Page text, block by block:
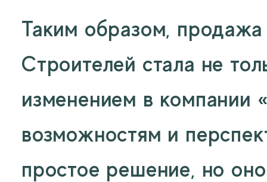
Таким образом,
Строителей стала не
изменением в компании
возможностям и
простое решение, но